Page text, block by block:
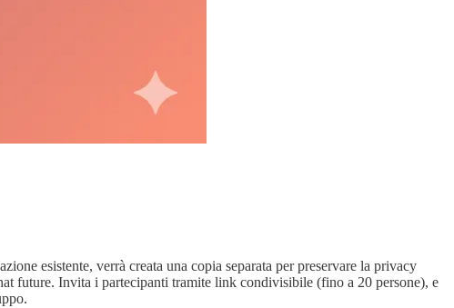
esistente, verrà creata una copia separata per preservare la privacy
future. Invita i partecipanti tramite link condivisibile (fino a 20 persone), e